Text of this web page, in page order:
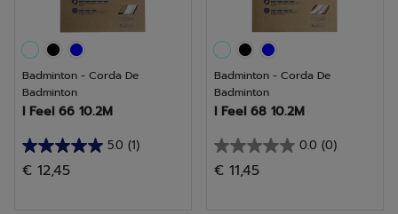
Badminton - Corda De
Badminton
I Feel 66 10.2M
5.0 (1)
5.0
em
€ 12,45
Badminton - Corda De
Badminton
I Feel 68 10.2M
0.0 (0)
0.0
em
€ 11,45